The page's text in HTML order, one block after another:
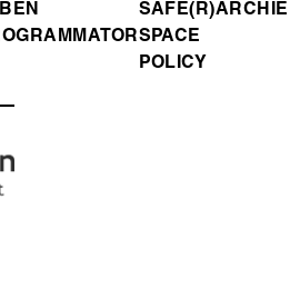
SAFE(R)
SPACE
POLICY